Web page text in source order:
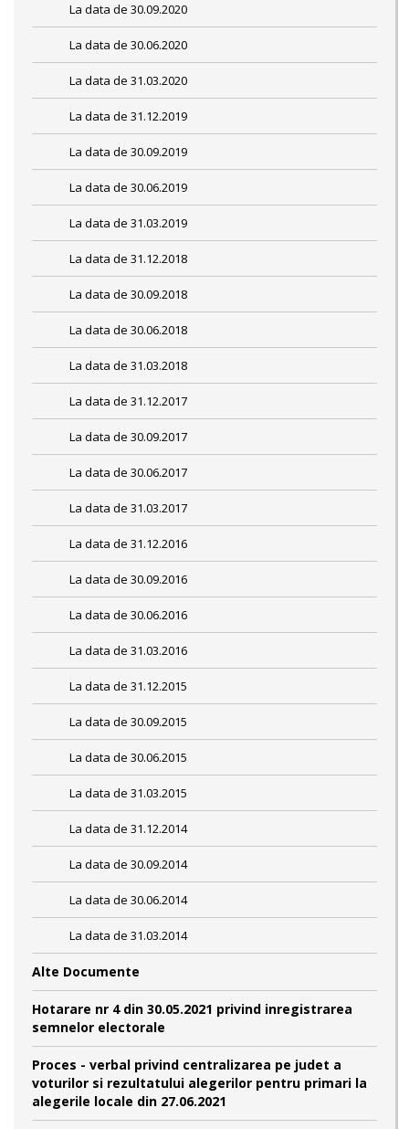
La data de 30.09.2020
La data de 30.06.2020
La data de 31.03.2020
La data de 31.12.2019
La data de 30.09.2019
La data de 30.06.2019
La data de 31.03.2019
La data de 31.12.2018
La data de 30.09.2018
La data de 30.06.2018
La data de 31.03.2018
La data de 31.12.2017
La data de 30.09.2017
La data de 30.06.2017
La data de 31.03.2017
La data de 31.12.2016
La data de 30.09.2016
La data de 30.06.2016
La data de 31.03.2016
La data de 31.12.2015
La data de 30.09.2015
La data de 30.06.2015
La data de 31.03.2015
La data de 31.12.2014
La data de 30.09.2014
La data de 30.06.2014
La data de 31.03.2014
Alte Documente
Hotarare nr 4 din 30.05.2021 privind inregistrarea
semnelor electorale
Proces - verbal privind centralizarea pe judet a
voturilor si rezultatului alegerilor pentru primari la
alegerile locale din 27.06.2021